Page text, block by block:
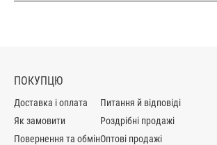
ПОКУПЦЮ
Доставка і оплата
Як замовити
Повернення та обмін
Питання й відповіді
Роздрібні продажі
Оптові продажі